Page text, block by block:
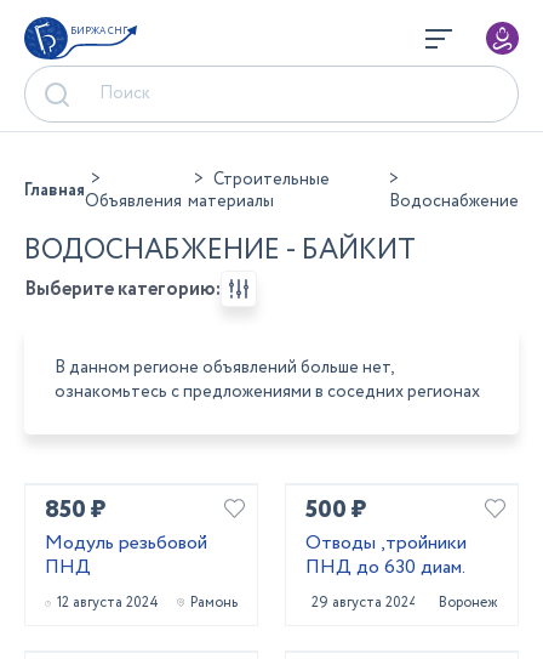
БИРЖА СНГ
ГлавнаяОбъявления
Строительные
материалы
Водоснабжение
ВОДОСНАБЖЕНИЕ - БАЙКИТ
Выберите категорию:
В данном регионе объявлений больше нет,
ознакомьтесь с предложениями в соседних регионах
850 ₽
Модуль резьбовой
ПНД
12 августа 2024 Рамонь
500 ₽
Отводы ,тройники
ПНД до 630 диам.
29 августа 2024 Воронеж